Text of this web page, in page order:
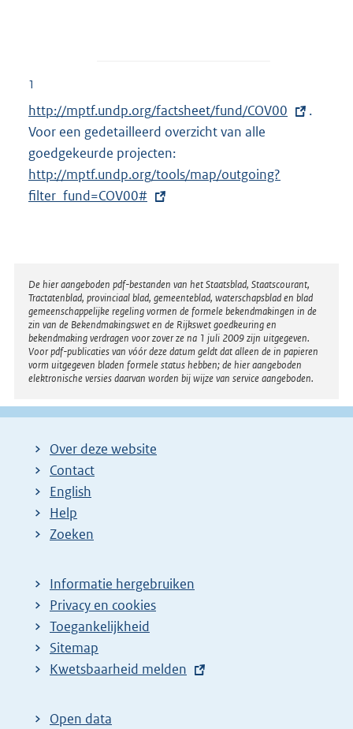
1
E
x
t
e
r
i
n
k
:
http://mptf.undp.org/factsheet/fund/COV00
.
Voor een gedetailleerd overzicht van alle
goedgekeurde projecten:
x
e
l
i
n
k
:
http://mptf.undp.org/tools/map/outgoing?
filter_fund=COV00#
Disclaimer
De hier aangeboden pdf-bestanden van het Staatsblad, Staatscourant,
Tractatenblad, provinciaal blad, gemeenteblad, waterschapsblad en blad
gemeenschappelijke regeling vormen de formele bekendmakingen in de
zin van de Bekendmakingswet en de Rijkswet goedkeuring en
bekendmaking verdragen voor zover ze na 1 juli 2009 zijn uitgegeven.
Voor pdf-publicaties van vóór deze datum geldt dat alleen de in papieren
vorm uitgegeven bladen formele status hebben; de hier aangeboden
elektronische versies daarvan worden bij wijze van service aangeboden.
Over deze website
Contact
English
Help
Zoeken
Informatie hergebruiken
Privacy en cookies
Toegankelijkheid
Sitemap
E
t
Kwetsbaarheid melden
Open data